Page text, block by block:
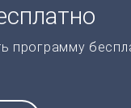
программу